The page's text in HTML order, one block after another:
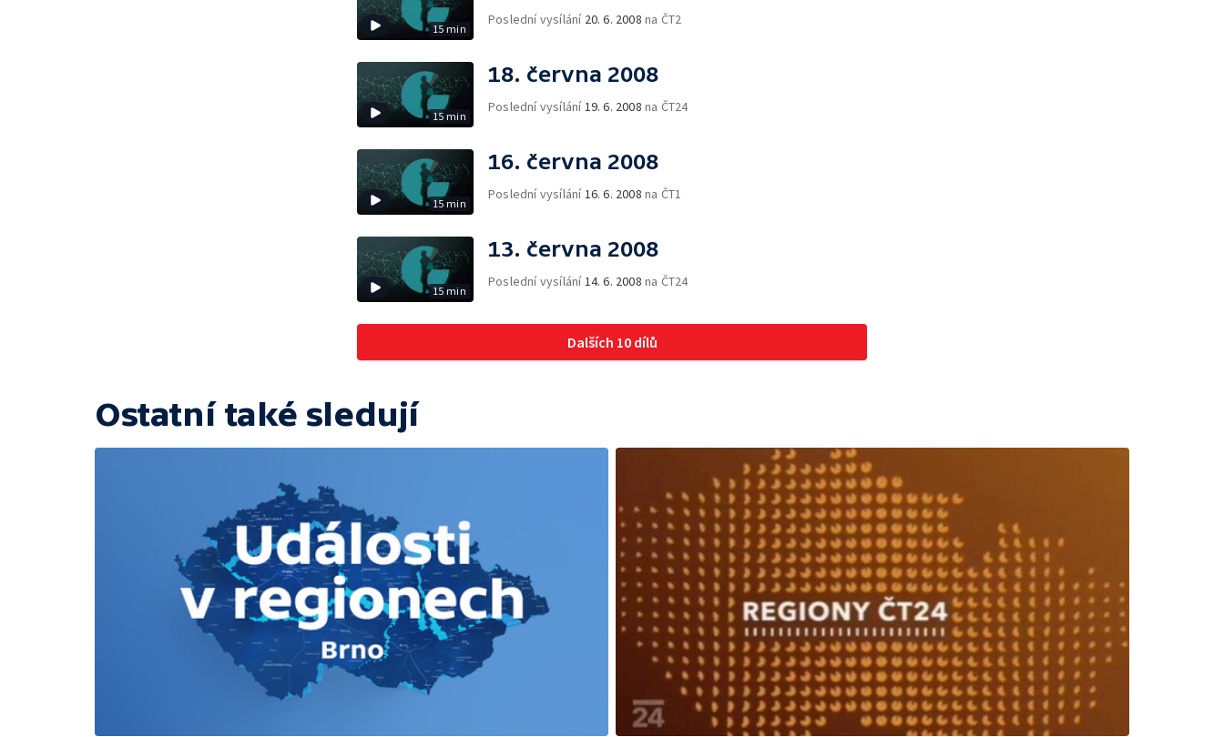
15 min
Poslední vysílání 20. 6. 2008 na ČT2
15 min
18. června 2008
Poslední vysílání 19. 6. 2008 na ČT24
15 min
16. června 2008
Poslední vysílání 16. 6. 2008 na ČT1
15 min
13. června 2008
Poslední vysílání 14. 6. 2008 na ČT24
Dalších 10 dílů
Ostatní také sledují